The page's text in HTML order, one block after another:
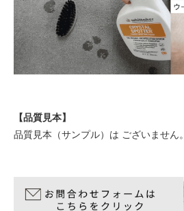
【品質見本】
品質見本（サンプル）は ございません。